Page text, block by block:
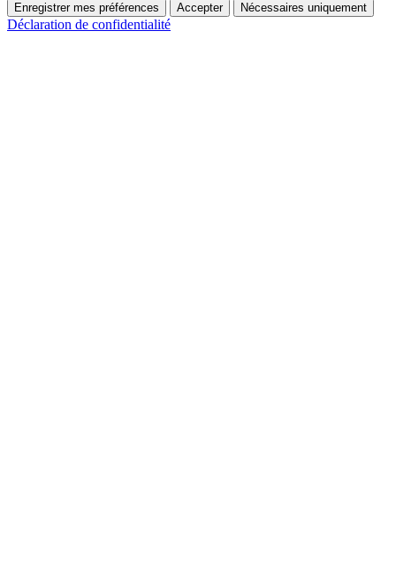
Enregistrer mes préférences Accepter Nécessaires uniquement
Déclaration de confidentialité